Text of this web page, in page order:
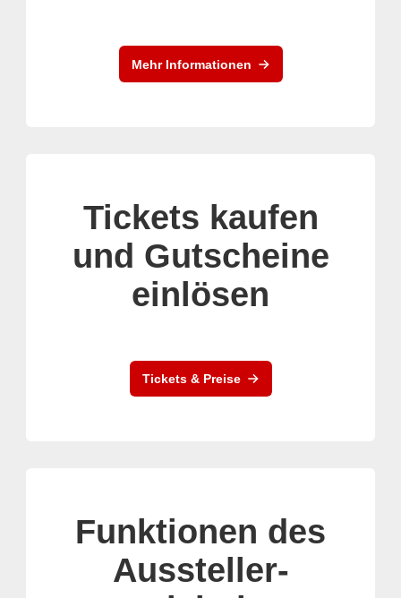
Mehr Informationen
Tickets kaufen
und Gutscheine
einlösen
Tickets & Preise
Funktionen des
Aussteller-